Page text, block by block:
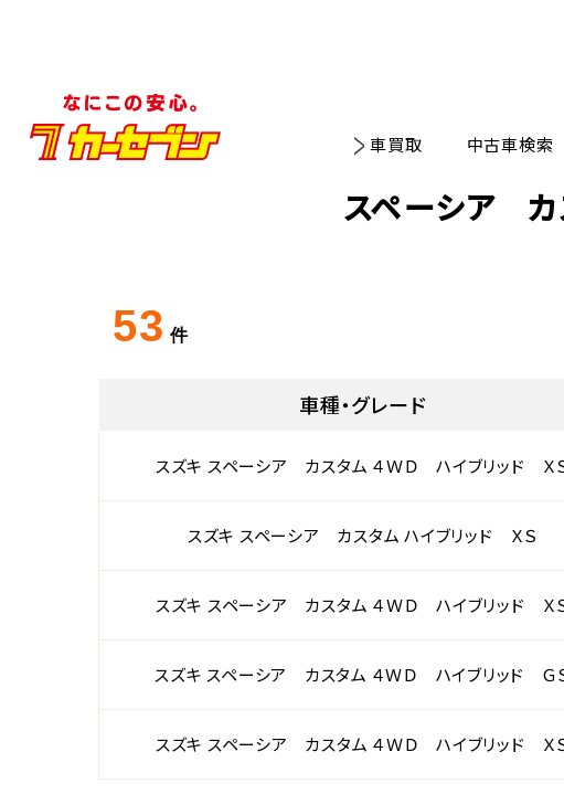
車買取 中古車検索
スペーシア カ
53 件
車種・グレード
スズキ スペーシア カスタム ４ＷＤ ハイブリッド Ｘ
スズキ スペーシア カスタム ハイブリッド ＸＳ
スズキ スペーシア カスタム ４ＷＤ ハイブリッド Ｘ
スズキ スペーシア カスタム ４ＷＤ ハイブリッド Ｇ
スズキ スペーシア カスタム ４ＷＤ ハイブリッド Ｘ